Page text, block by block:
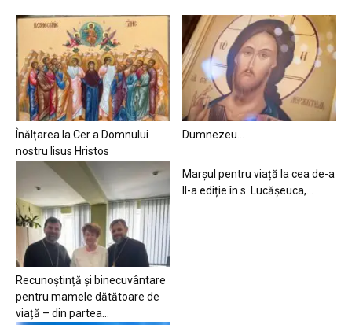
Înălțarea la Cer a Domnului
nostru Iisus Hristos
Dumnezeu…
Recunoștință și binecuvântare
pentru mamele dătătoare de
viață – din partea...
Marșul pentru viață la cea de-a
II-a ediție în s. Lucășeuca,...